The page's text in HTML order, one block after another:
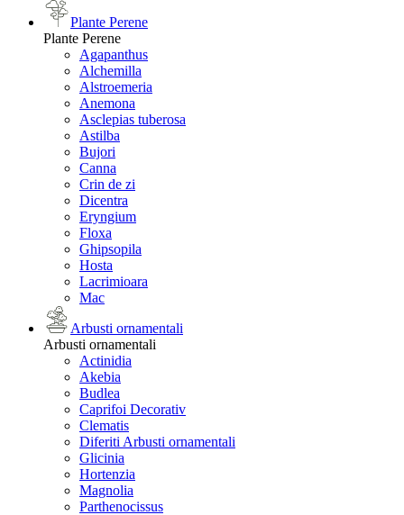
Plante Perene
Plante Perene
Agapanthus
Alchemilla
Alstroemeria
Anemona
Asclepias tuberosa
Astilba
Bujori
Canna
Crin de zi
Dicentra
Eryngium
Floxa
Ghipsopila
Hosta
Lacrimioara
Mac
Arbusti ornamentali
Arbusti ornamentali
Actinidia
Akebia
Budlea
Caprifoi Decorativ
Clematis
Diferiti Arbusti ornamentali
Glicinia
Hortenzia
Magnolia
Parthenocissus